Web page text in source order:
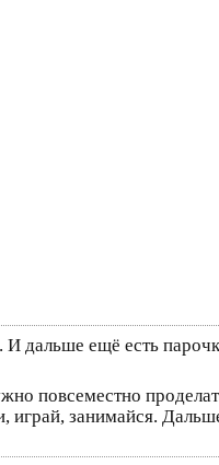
. И дальше ещё есть
повсеместно
играй, занимайся.